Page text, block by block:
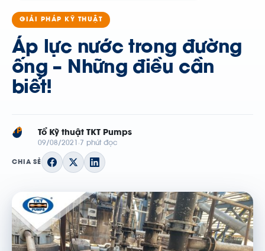
GIẢI PHÁP KỸ THUẬT
Áp lực nước trong đường
ống – Những điều cần
biết!
TP Tổ Kỹ thuật TKT Pumps
09/08/2021 7 phút đọc
CHIA SẺ